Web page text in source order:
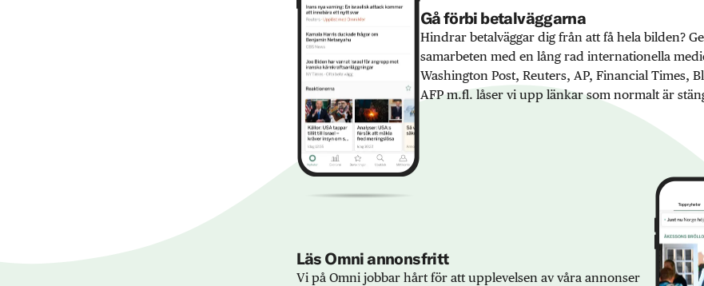
Gå förbi betalväggarna
Hindrar betalväggar dig från att få hela bilden?
samarbeten med en lång rad internationella
Washington Post, Reuters, AP, Financial Times,
AFP m.fl. låser vi upp länkar som normalt är
Läs Omni annonsfritt
Vi på Omni jobbar hårt för att upplevelsen av våra annonser